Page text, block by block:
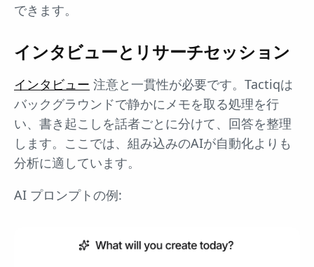
できます。
インタビューとリサーチセッション
インタビュー 注意と一貫性が必要です。Tactiqは
バックグラウンドで静かにメモを取る処理を行
い、書き起こしを話者ごとに分けて、回答を整理
します。ここでは、組み込みのAIが自動化よりも
分析に適しています。
AI プロンプトの例: